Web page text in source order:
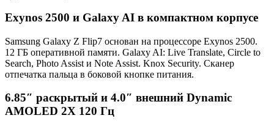
Exynos 2500 и Galaxy AI в компактном корпусе
Samsung Galaxy Z Flip7 основан на процессоре Exynos 2500.
12 ГБ оперативной памяти. Galaxy AI: Live Translate, Circle to
Search, Photo Assist и Note Assist. Knox Security. Сканер
отпечатка пальца в боковой кнопке питания.
6.85″ раскрытый и 4.0″ внешний Dynamic
AMOLED 2X 120 Гц